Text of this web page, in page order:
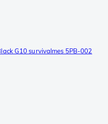
G10 survivalmes 5PB-002